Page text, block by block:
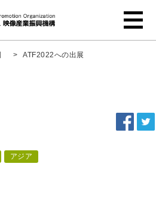
> ATF2022への出展
アジア